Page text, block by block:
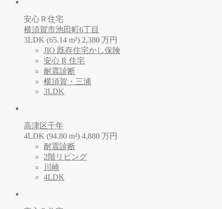
安心Ｒ住宅
横須賀市池田町6丁目
3LDK (65.14 m²) 2,380 万円
JIO 既存住宅かし保険
安心 R 住宅
耐震診断
横須賀・三浦
3LDK
高津区千年
4LDK (94.80 m²) 4,880 万円
耐震診断
2階リビング
川崎
4LDK